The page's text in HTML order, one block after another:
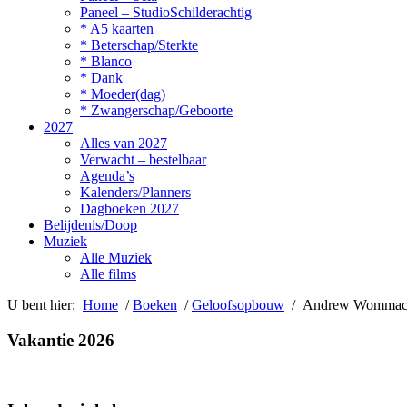
Paneel – StudioSchilderachtig
* A5 kaarten
* Beterschap/Sterkte
* Blanco
* Dank
* Moeder(dag)
* Zwangerschap/Geboorte
2027
Alles van 2027
Verwacht – bestelbaar
Agenda’s
Kalenders/Planners
Dagboeken 2027
Belijdenis/Doop
Muziek
Alle Muziek
Alle films
U bent hier: Home /Boeken /Geloofsopbouw / Andrew
Vakantie 2026